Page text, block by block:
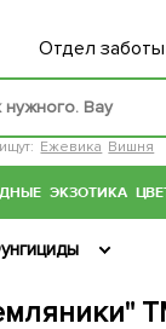
Отдел заботы
Ежевика Вишня
ЭКЗОТИКА